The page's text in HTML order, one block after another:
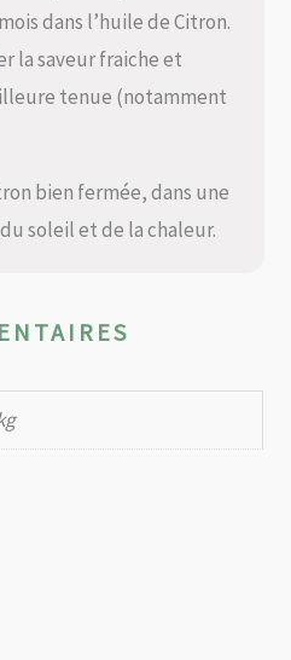
dans l’huile de Citron.
la saveur fraiche et
tenue (notamment
bien fermée, dans une
soleil et de la chaleur.